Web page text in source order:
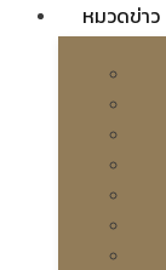
หมวดข่าว